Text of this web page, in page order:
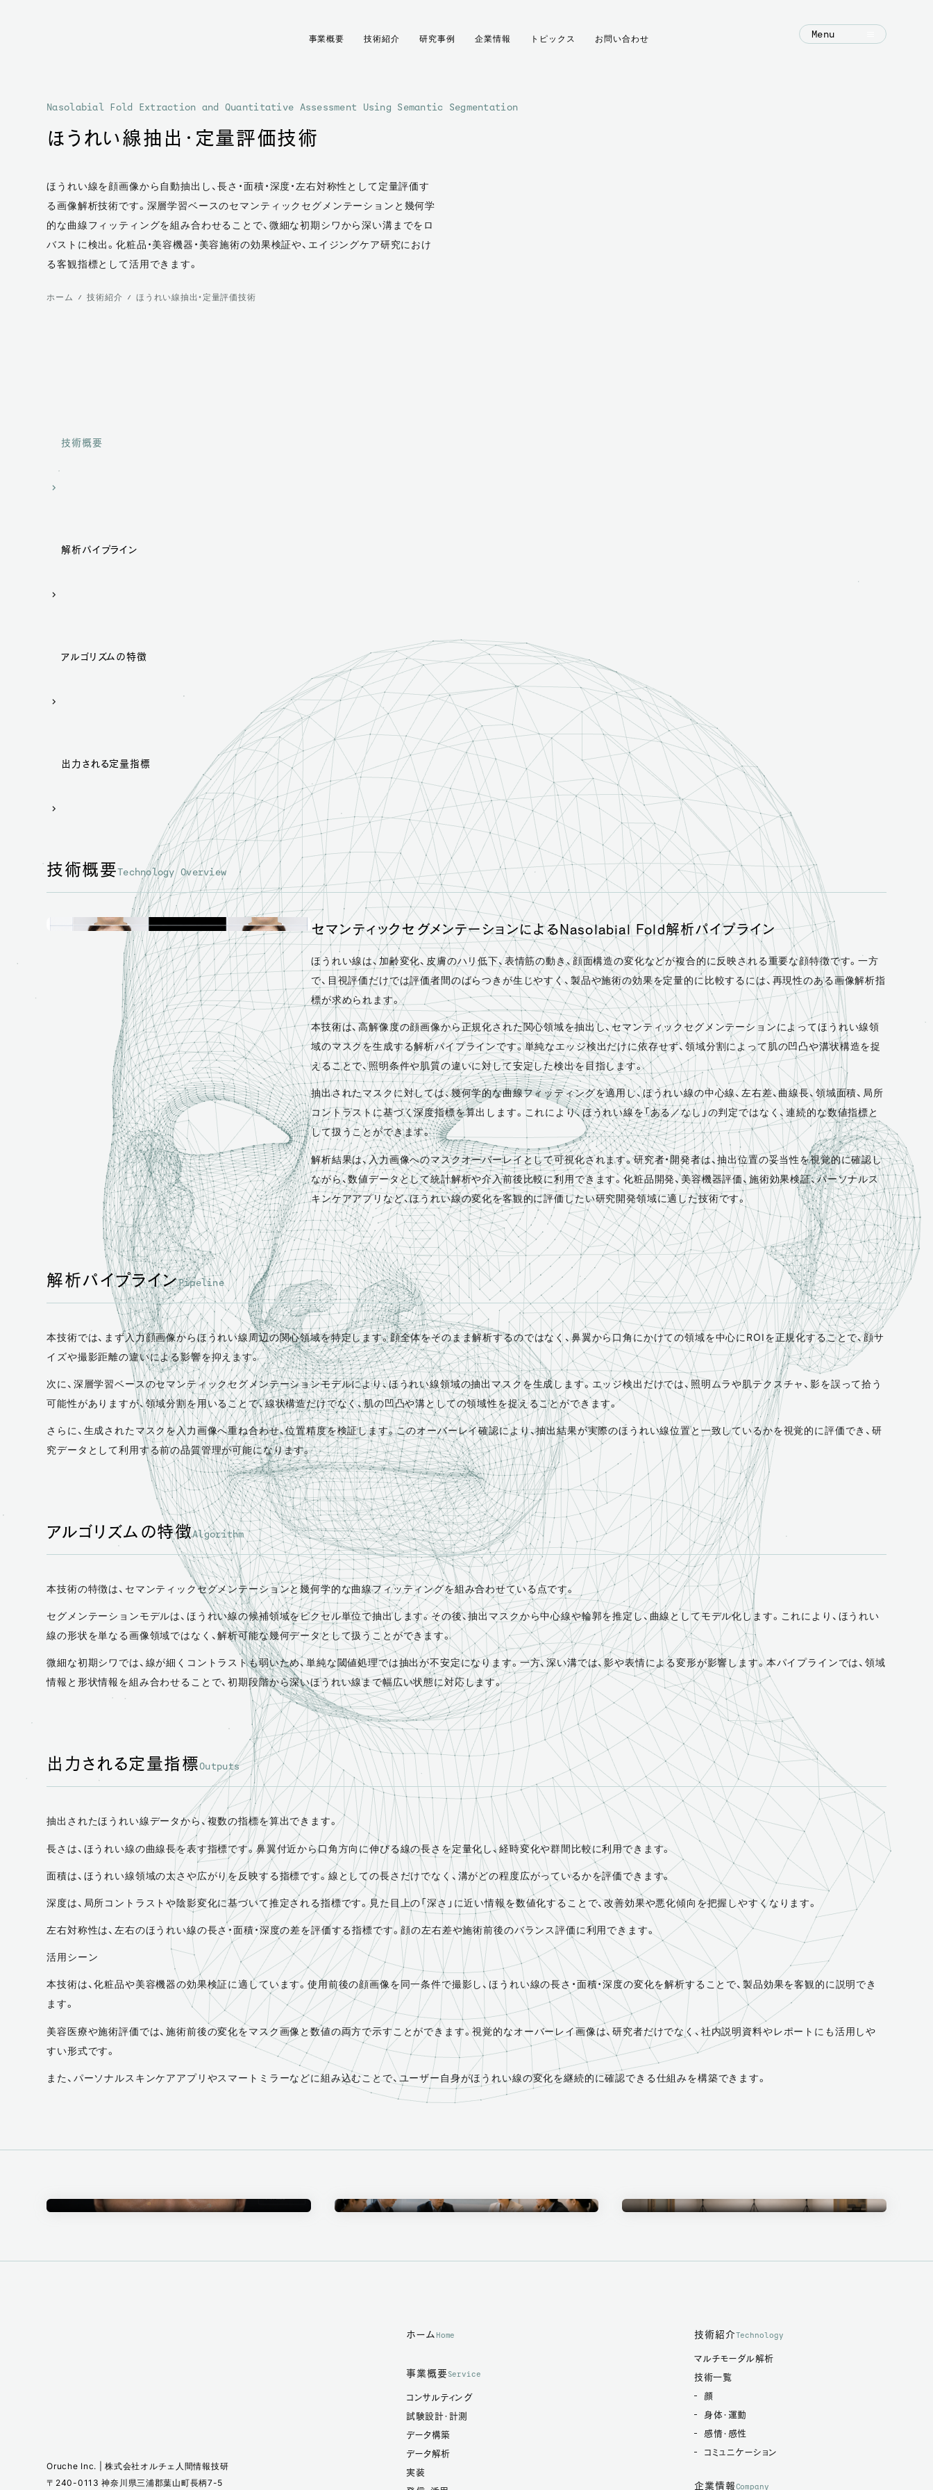
事業概要 技術紹介 研究事例 企業情報 トピックス お問い合わせ Menu
ほうれい線抽出・定量評価技術
Nasolabial Fold Extraction and Quantitative Assessment Using Semantic Segmentation
ほうれい線を顔画像から自動抽出し、長さ・面積・深度・左右対称性として定量評価す
る画像解析技術です。深層学習ベースのセマンティックセグメンテーションと幾何学
的な曲線フィッティングを組み合わせることで、微細な初期シワから深い溝までをロ
バストに検出。化粧品・美容機器・美容施術の効果検証や、エイジングケア研究におけ
る客観指標として活用できます。
ホーム 技術紹介 ほうれい線抽出・定量評価技術
技術概要
解析パイプライン
アルゴリズムの特徴
出力される定量指標
技術概要Technology Overview
セマンティックセグメンテーションによるNasolabial Fold解析パイプライン
ほうれい線は、加齢変化、皮膚のハリ低下、表情筋の動き、顔面構造の変化などが複合的に反映される重要な顔特徴です。一方
で、目視評価だけでは評価者間のばらつきが生じやすく、製品や施術の効果を定量的に比較するには、再現性のある画像解析指
標が求められます。
本技術は、高解像度の顔画像から正規化された関心領域を抽出し、セマンティックセグメンテーションによってほうれい線領
域のマスクを生成する解析パイプラインです。単純なエッジ検出だけに依存せず、領域分割によって肌の凹凸や溝状構造を捉
えることで、照明条件や肌質の違いに対して安定した検出を目指します。
抽出されたマスクに対しては、幾何学的な曲線フィッティングを適用し、ほうれい線の中心線、左右差、曲線長、領域面積、局所
コントラストに基づく深度指標を算出します。これにより、ほうれい線を「ある／なし」の判定ではなく、連続的な数値指標と
して扱うことができます。
解析結果は、入力画像へのマスクオーバーレイとして可視化されます。研究者・開発者は、抽出位置の妥当性を視覚的に確認し
ながら、数値データとして統計解析や介入前後比較に利用できます。化粧品開発、美容機器評価、施術効果検証、パーソナルス
キンケアアプリなど、ほうれい線の変化を客観的に評価したい研究開発領域に適した技術です。
解析パイプラインPipeline
本技術では、まず入力顔画像からほうれい線周辺の関心領域を特定します。顔全体をそのまま解析するのではなく、鼻翼から口角にかけての領域を中心にROIを正規化することで、顔サ
イズや撮影距離の違いによる影響を抑えます。
次に、深層学習ベースのセマンティックセグメンテーションモデルにより、ほうれい線領域の抽出マスクを生成します。エッジ検出だけでは、照明ムラや肌テクスチャ、影を誤って拾う
可能性がありますが、領域分割を用いることで、線状構造だけでなく、肌の凹凸や溝としての領域性を捉えることができます。
さらに、生成されたマスクを入力画像へ重ね合わせ、位置精度を検証します。このオーバーレイ確認により、抽出結果が実際のほうれい線位置と一致しているかを視覚的に評価でき、研
究データとして利用する前の品質管理が可能になります。
アルゴリズムの特徴Algorithm
本技術の特徴は、セマンティックセグメンテーションと幾何学的な曲線フィッティングを組み合わせている点です。
セグメンテーションモデルは、ほうれい線の候補領域をピクセル単位で抽出します。その後、抽出マスクから中心線や輪郭を推定し、曲線としてモデル化します。これにより、ほうれい
線の形状を単なる画像領域ではなく、解析可能な幾何データとして扱うことができます。
微細な初期シワでは、線が細くコントラストも弱いため、単純な閾値処理では抽出が不安定になります。一方、深い溝では、影や表情による変形が影響します。本パイプラインでは、領域
情報と形状情報を組み合わせることで、初期段階から深いほうれい線まで幅広い状態に対応します。
出力される定量指標Outputs
抽出されたほうれい線データから、複数の指標を算出できます。
長さは、ほうれい線の曲線長を表す指標です。鼻翼付近から口角方向に伸びる線の長さを定量化し、経時変化や群間比較に利用できます。
面積は、ほうれい線領域の太さや広がりを反映する指標です。線としての長さだけでなく、溝がどの程度広がっているかを評価できます。
深度は、局所コントラストや陰影変化に基づいて推定される指標です。見た目上の「深さ」に近い情報を数値化することで、改善効果や悪化傾向を把握しやすくなります。
左右対称性は、左右のほうれい線の長さ・面積・深度の差を評価する指標です。顔の左右差や施術前後のバランス評価に利用できます。
活用シーン
本技術は、化粧品や美容機器の効果検証に適しています。使用前後の顔画像を同一条件で撮影し、ほうれい線の長さ・面積・深度の変化を解析することで、製品効果を客観的に説明でき
ます。
美容医療や施術評価では、施術前後の変化をマスク画像と数値の両方で示すことができます。視覚的なオーバーレイ画像は、研究者だけでなく、社内説明資料やレポートにも活用しや
すい形式です。
また、パーソナルスキンケアアプリやスマートミラーなどに組み込むことで、ユーザー自身がほうれい線の変化を継続的に確認できる仕組みを構築できます。
Oruche Inc. | 株式会社オルチェ人間情報技研
〒240-0113 神奈川県三浦郡葉山町長柄7-5
ホーム Home
事業概要Service
コンサルティング
試験設計・計測
データ構築
データ解析
実装
技術紹介Technology
マルチモーダル解析
技術一覧
顔
身体・運動
感情・感性
コミュニケーション
企業情報Company